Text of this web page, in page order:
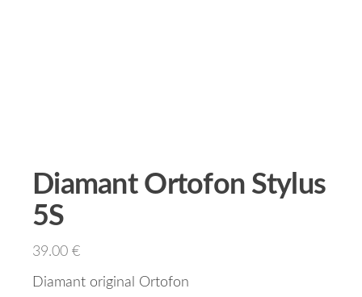
Diamant Ortofon Stylus
5S
39.00 €
Diamant original Ortofon